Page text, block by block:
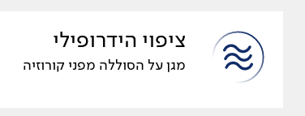
ציפוי הידרופילי
מגן על הסוללה מפני קורוזיה